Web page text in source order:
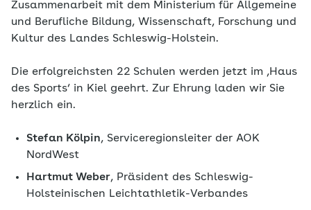
Zusammenarbeit mit dem Ministerium für Allgemeine
und Berufliche Bildung, Wissenschaft, Forschung und
Kultur des Landes Schleswig-Holstein.
Die erfolgreichsten 22 Schulen werden jetzt im ‚Haus
des Sports‘ in Kiel geehrt. Zur Ehrung laden wir Sie
herzlich ein.
Stefan Kölpin, Serviceregionsleiter der AOK
NordWest
Hartmut Weber, Präsident des Schleswig-
Holsteinischen Leichtathletik-Verbandes